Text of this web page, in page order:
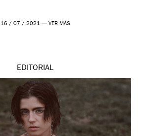
16 / 07 / 2021 — VER MÁS
EDITORIAL